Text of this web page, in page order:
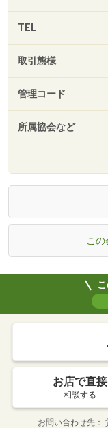
TEL
取引態様
管理コード
所属協会など
こ
お店で直接
相談する
お問い合わせ先